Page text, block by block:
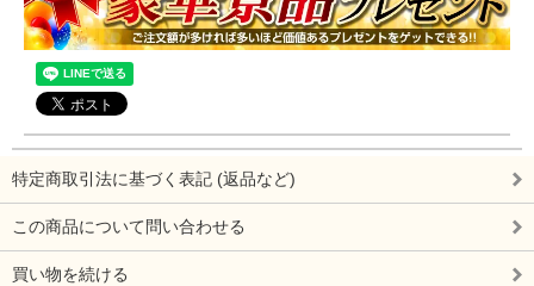
特定商取引法に基づく表記 (返品など)
この商品について問い合わせる
買い物を続ける